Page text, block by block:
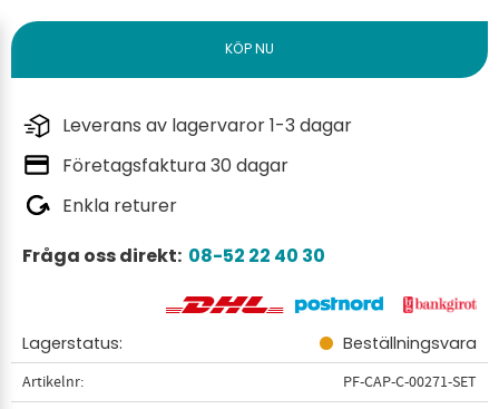
Leverans av lagervaror 1-3 dagar
Företagsfaktura 30 dagar
Enkla returer
Fråga oss direkt: 08-52 22 40 30
Lagerstatus Beställningsvara
Artikelnr
PF-CAP-C-00271-SET